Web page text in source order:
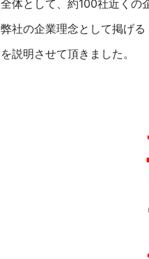
全体として、約100社近くの
弊社の企業理念として掲げ
を説明させて頂きました。